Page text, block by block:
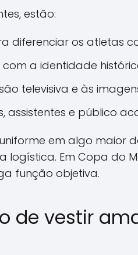
estão:
diferenciar os atletas
a identidade
televisiva e às
assistentes e público
em algo maior
logística. Em Copa do
função objetiva.
de vestir